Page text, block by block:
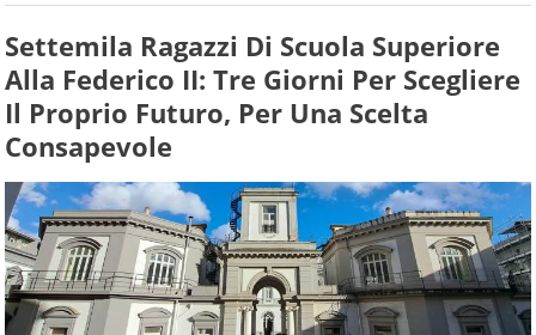
Settemila Ragazzi Di Scuola Superiore
Alla Federico II: Tre Giorni Per Scegliere
Il Proprio Futuro, Per Una Scelta
Consapevole